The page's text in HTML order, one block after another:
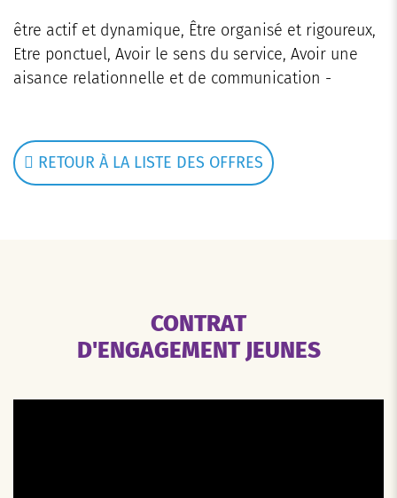
être actif et dynamique, Être organisé et rigoureux,
Etre ponctuel, Avoir le sens du service, Avoir une
aisance relationnelle et de communication -
RETOUR À LA LISTE DES OFFRES
CONTRAT
D'ENGAGEMENT JEUNES